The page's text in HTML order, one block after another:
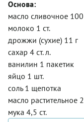
Основа:
масло сливочное 100
молоко 1 ст.
дрожжи (сухие) 11 г
сахар 4 ст. л.
ванилин 1 пакетик
яйцо 1 шт.
соль 1 щепотка
масло растительное 2
мука 4,5 ст.